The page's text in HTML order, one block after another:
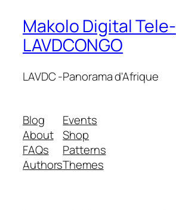
Makolo Digital Tele-
LAVDCONGO
LAVDC -Panorama d'Afrique
Blog
About
FAQs
Authors
Events
Shop
Patterns
Themes